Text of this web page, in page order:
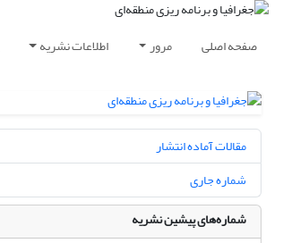
صفحه اصلی مرور اطلاعات نشریه
مقالات آماده انتشار
شماره جاری
شماره‌های پیشین نشریه